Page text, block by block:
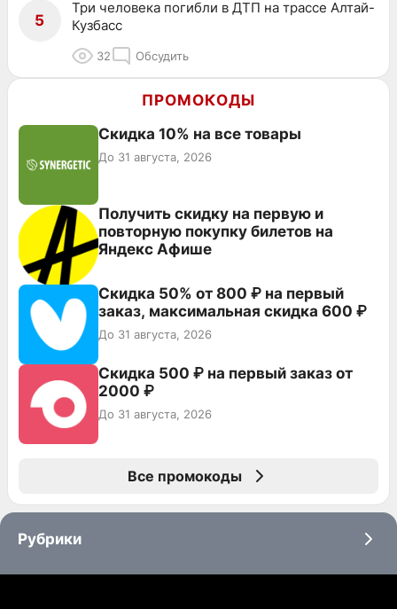
5
Три человека погибли в ДТП на трассе Алтай-
Кузбасс
32 Обсудить
ПРОМОКОДЫ
Скидка 10% на все товары
До 31 августа, 2026
Получить скидку на первую и
повторную покупку билетов на
Яндекс Афише
Скидка 50% от 800 ₽ на первый
заказ, максимальная скидка 600 ₽
До 31 августа, 2026
Скидка 500 ₽ на первый заказ от
2000 ₽
До 31 августа, 2026
Все промокоды
Рубрики